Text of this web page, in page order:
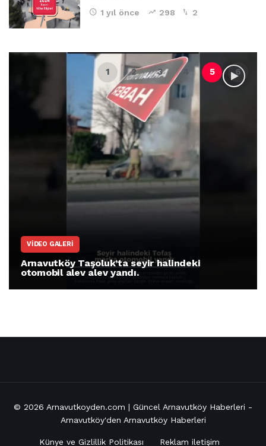
1 yıl önce 298 2
VIDEO GALERI
Arnavutköy Taşoluk’ta seyir halindeki
otomobil alev alev yandı.
© 2026 Arnavutkoyden.com | Güncel Arnavutköy Haberleri -
Arnavutköy'den Arnavutköy Haberleri
Künye ve Gizlillik Politikası Reklam iletişim